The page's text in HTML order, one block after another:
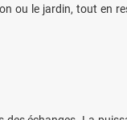
ou le jardin, tout en